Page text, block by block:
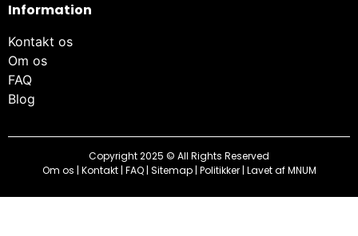
Information
Kontakt os
Om os
FAQ
Blog
Copyright 2025 © All Rights Reserved
Om os | Kontakt| FAQ| Sitemap| Politikker| Lavet afMNUM